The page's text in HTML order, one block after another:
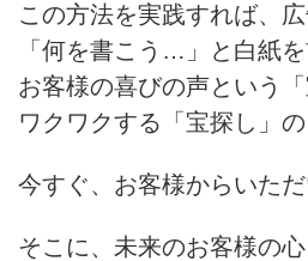
この方法を実践すれば、
「何を書こう…」と白紙
お客様の喜びの声という
ワクワクする「宝探し」
今すぐ、お客様からいた
そこに、未来のお客様の